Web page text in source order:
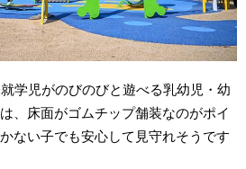
学児がのびのびと遊べる乳幼児・幼
、床面がゴムチップ舗装なのがポイ
ない子でも安心して見守れそうです